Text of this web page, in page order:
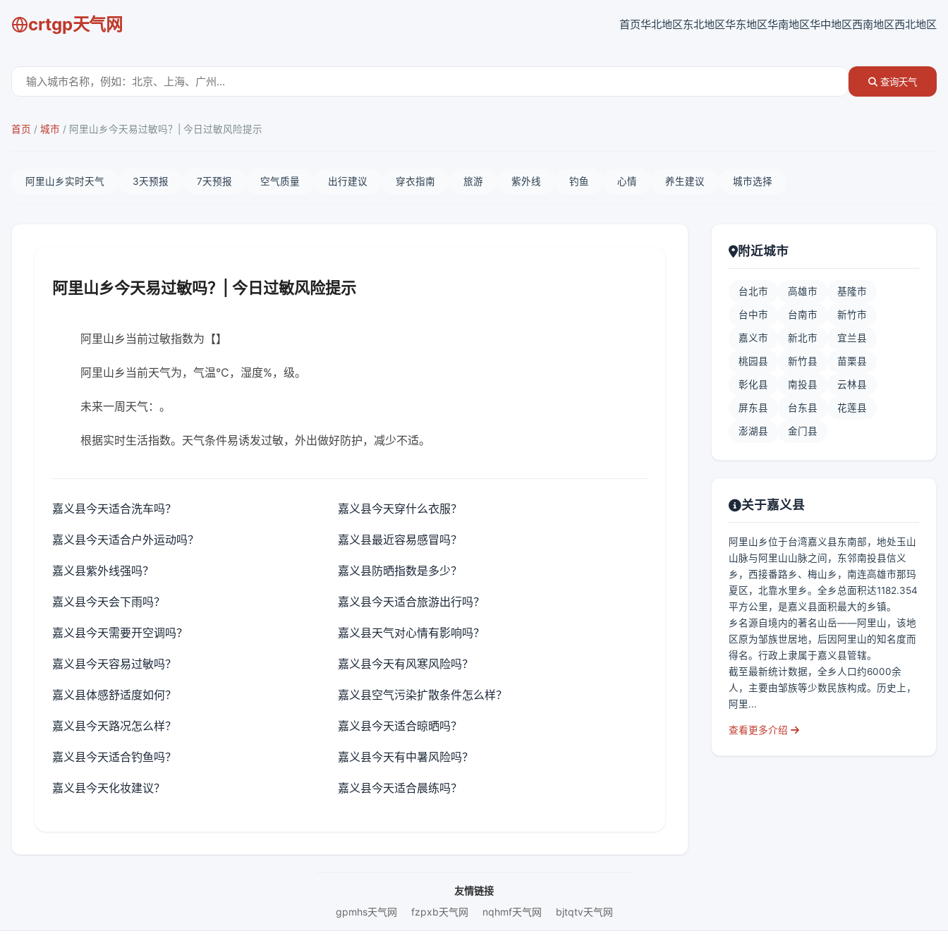
crtgp天气网 首页华北地区东北地区华东地区华南地区华中地区西南地区西北地区
查询天气
首页 / 城市 / 阿里山乡今天易过敏吗？| 今日过敏风险提示
阿里山乡实时天气 3天预报 7天预报 空气质量 出行建议 穿衣指南 旅游 紫外线 钓鱼 心情 养生建议 城市选择
阿里山乡今天易过敏吗？| 今日过敏风险提示
阿里山乡当前过敏指数为【】
阿里山乡当前天气为，气温℃，湿度%，级。
未来一周天气：。
根据实时生活指数。天气条件易诱发过敏，外出做好防护，减少不适。
嘉义县今天适合洗车吗？ 嘉义县今天穿什么衣服？
嘉义县今天适合户外运动吗？ 嘉义县最近容易感冒吗？
嘉义县紫外线强吗？ 嘉义县防晒指数是多少？
嘉义县今天会下雨吗？ 嘉义县今天适合旅游出行吗？
嘉义县今天需要开空调吗？ 嘉义县天气对心情有影响吗？
嘉义县今天容易过敏吗？ 嘉义县今天有风寒风险吗？
嘉义县体感舒适度如何？ 嘉义县空气污染扩散条件怎么样？
嘉义县今天路况怎么样？ 嘉义县今天适合晾晒吗？
嘉义县今天适合钓鱼吗？ 嘉义县今天有中暑风险吗？
嘉义县今天化妆建议？ 嘉义县今天适合晨练吗？
附近城市
台北市 高雄市 基隆市
台中市 台南市 新竹市
嘉义市 新北市 宜兰县
桃园县 新竹县 苗栗县
彰化县 南投县 云林县
屏东县 台东县 花莲县
澎湖县 金门县
关于嘉义县
阿里山乡位于台湾嘉义县东南部，地处玉山
山脉与阿里山山脉之间，东邻南投县信义
乡，西接番路乡、梅山乡，南连高雄市那玛
夏区，北靠水里乡。全乡总面积达1182.354
平方公里，是嘉义县面积最大的乡镇。
乡名源自境内的著名山岳——阿里山，该地
区原为邹族世居地，后因阿里山的知名度而
得名。行政上隶属于嘉义县管辖。
截至最新统计数据，全乡人口约6000余
人，主要由邹族等少数民族构成。历史上，
阿里...
查看更多介绍
友情链接
gpmhs天气网
fzpxb天气网 nqhmf天气网 bjtqtv天气网